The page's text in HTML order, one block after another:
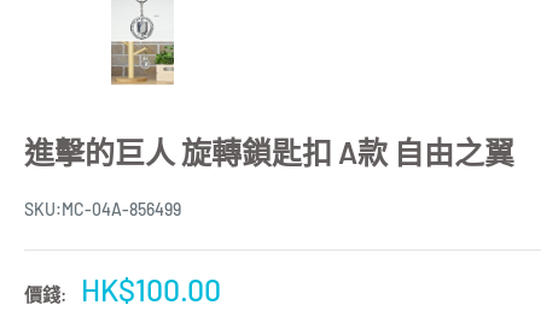
進擊的巨人 旋轉鎖匙扣 A款 自由之翼
SKU:MC-04A-856499
價錢:
特
HK$100.00